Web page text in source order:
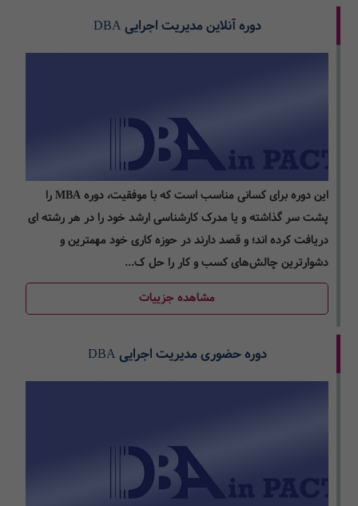
دوره آنلاین مدیریت اجرایی DBA
این دوره برای کسانی مناسب است که با موفقیت، دوره MBA را
پشت سر گذاشته­ و یا مدرک کارشناسی ارشد خود را در هر رشته ای
دریافت کرده اند؛ و قصد دارند در حوزه کاری خود مهم­ترین و
دشوارترین چالش­‌های کسب و کار را حل ک...
مشاهده جزییات
دوره حضوری مدیریت اجرایی DBA